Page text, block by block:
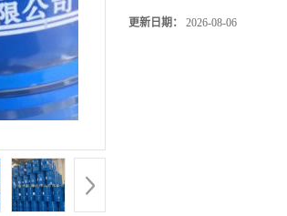
更新日期： 2026-08-06